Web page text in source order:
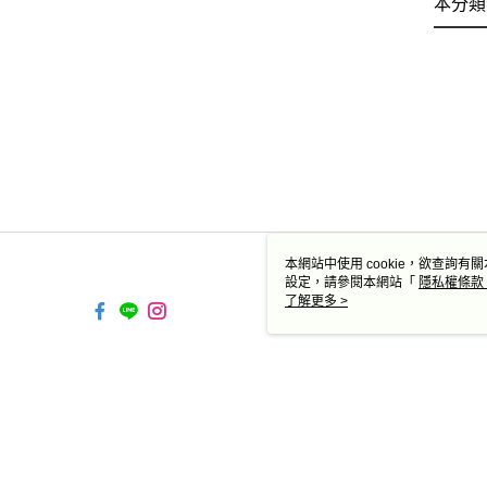
本網站中使用 cookie，欲查詢有
設定，請參閱本網站「 隱私權條款
使用 cookie。
了解更多 >